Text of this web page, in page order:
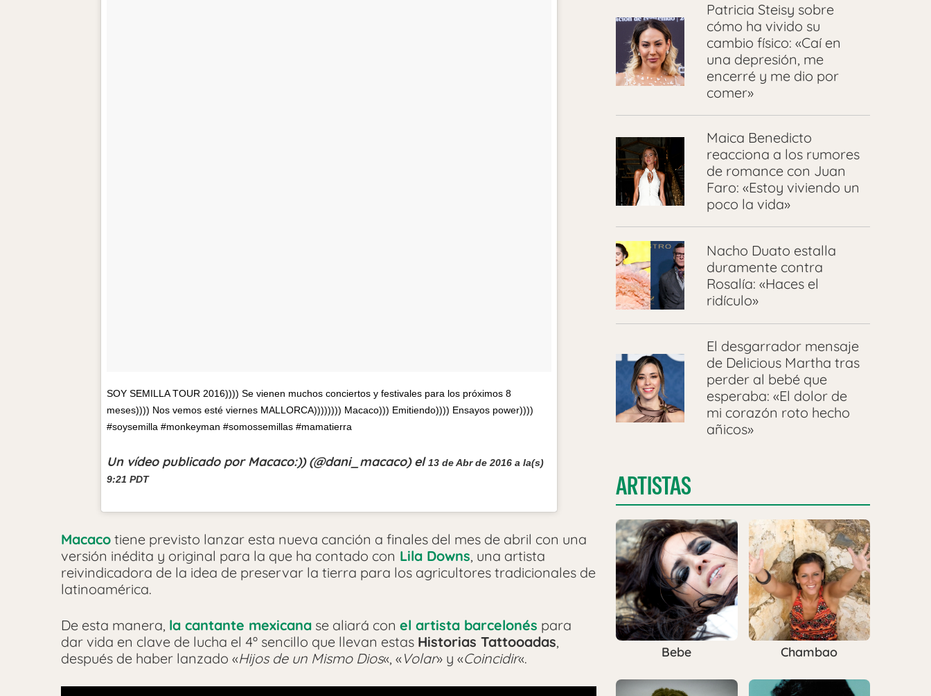
SOY SEMILLA TOUR 2016)))) Se vienen muchos conciertos y festivales para los próximos 8
meses)))) Nos vemos esté viernes MALLORCA)))))))) Macaco))) Emitiendo)))) Ensayos power))))
#soysemilla #monkeyman #somossemillas #mamatierra
Un vídeo publicado por Macaco:)) (@dani_macaco) el13 de Abr de 2016 a la(s)
9:21 PDT
Macaco tiene previsto lanzar esta nueva canción a finales del mes de abril con una
versión inédita y original para la que ha contado con Lila Downs, una artista
reivindicadora de la idea de preservar la tierra para los agricultores tradicionales de
latinoamérica.
De esta manera, la cantante mexicana se aliará con el artista barcelonés para
dar vida en clave de lucha el 4º sencillo que llevan estas Historias Tattooadas,
después de haber lanzado «Hijos de un Mismo Dios«, «Volar» y «Coincidir«.
Patricia Steisy sobre
cómo ha vivido su
cambio físico: «Caí en
una depresión, me
encerré y me dio por
comer»
Maica Benedicto
reacciona a los rumores
de romance con Juan
Faro: «Estoy viviendo un
poco la vida»
Nacho Duato estalla
duramente contra
Rosalía: «Haces el
ridículo»
El desgarrador mensaje
de Delicious Martha tras
perder al bebé que
esperaba: «El dolor de
mi corazón roto hecho
añicos»
ARTISTAS
Bebe Chambao